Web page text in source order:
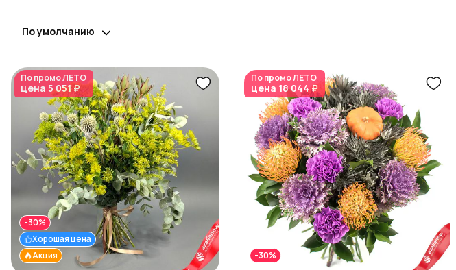
По умолчанию
По промоЛЕТО
цена 5 051 ₽
Акция
Хорошая цена
-30%
По промоЛЕТО
цена 18 044 ₽
-30%